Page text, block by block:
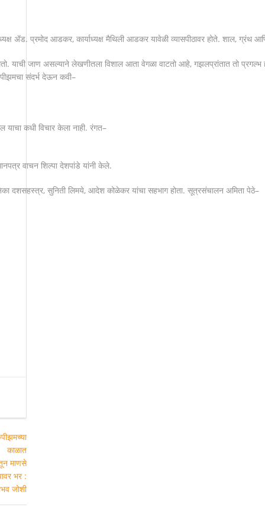
ॲड. प्रमोद आडकर, कार्याध्यक्ष मैथिली आडकर यावेळी व्यासपीठावर होते. शाल, ग्रंथ
. याची जाण असल्याने लेखणीतला विशाल आता वेगळा वाटतो आहे, गझलप्रांतात तो प्रगल्भ
संदर्भ देऊन कवी–
याचा कधी विचार केला नाही. रंगत–
वाचन शिल्पा देशपांडे यांनी केले.
दशसहस्त्र, सुनिती लिमये, आदेश कोळेकर यांचा सहभाग होता. सूत्रसंचालन अमिता पेठे–